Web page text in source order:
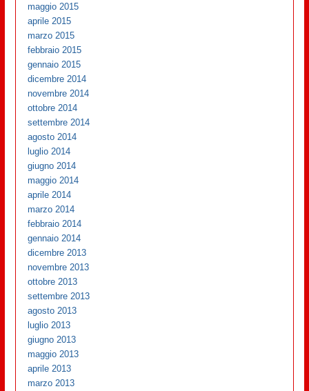
maggio 2015
aprile 2015
marzo 2015
febbraio 2015
gennaio 2015
dicembre 2014
novembre 2014
ottobre 2014
settembre 2014
agosto 2014
luglio 2014
giugno 2014
maggio 2014
aprile 2014
marzo 2014
febbraio 2014
gennaio 2014
dicembre 2013
novembre 2013
ottobre 2013
settembre 2013
agosto 2013
luglio 2013
giugno 2013
maggio 2013
aprile 2013
marzo 2013